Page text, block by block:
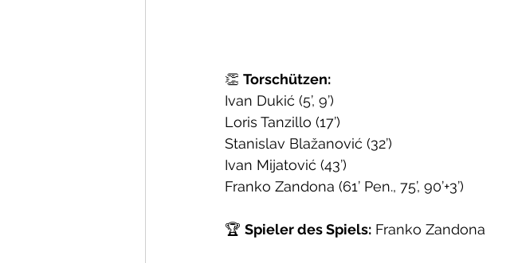
👏 Torschützen:
Ivan Dukić (5’, 9’)
Loris Tanzillo (17’)
Stanislav Blažanović (32’)
Ivan Mijatović (43’)
Franko Zandona (61’ Pen., 75’, 90’+3’)
🏆 Spieler des Spiels: Franko Zandona